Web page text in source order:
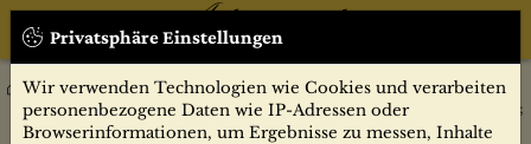
Privatsphäre Einstellungen
Wir verwenden Technologien wie Cookies und verarbeiten
personenbezogene Daten wie IP-Adressen oder
Browserinformationen, um Ergebnisse zu messen, Inhalte
Die Selbstbediener : wer sich unser Geld einsteckt / Peter Huth ;
Jan Engelke. Unter Mitarb. von Marc-Paul Paustian